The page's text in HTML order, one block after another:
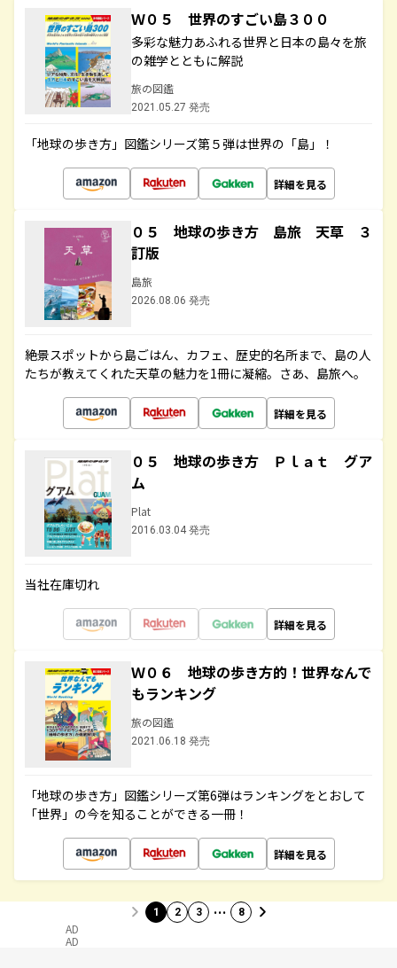
Ｗ０５ 世界のすごい島３００
多彩な魅力あふれる世界と日本の島々を旅
の雑学とともに解説
旅の図鑑
2021.05.27 発売
「地球の歩き方」図鑑シリーズ第５弾は世界の「島」！
詳細を見る
０５ 地球の歩き方 島旅 天草 ３
訂版
島旅
2026.08.06 発売
絶景スポットから島ごはん、カフェ、歴史的名所まで、島の人
たちが教えてくれた天草の魅力を1冊に凝縮。さあ、島旅へ。
詳細を見る
０５ 地球の歩き方 Ｐｌａｔ グア
ム
Plat
2016.03.04 発売
当社在庫切れ
詳細を見る
Ｗ０６ 地球の歩き方的！世界なんで
もランキング
旅の図鑑
2021.06.18 発売
「地球の歩き方」図鑑シリーズ第6弾はランキングをとおして
「世界」の今を知ることができる一冊！
詳細を見る
1 2 3 … 8
AD
AD